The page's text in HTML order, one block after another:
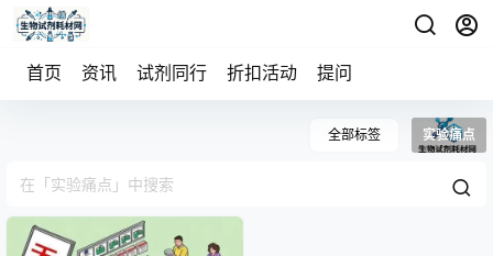
首页 资讯 试剂同行 折扣活动 提问
全部标签 实验痛点